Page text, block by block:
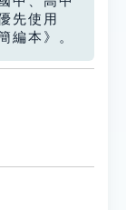
先使用
編本》。